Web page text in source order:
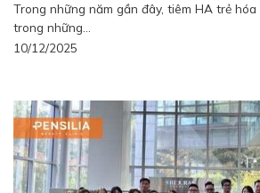
Trong những năm gần đây, tiêm HA trẻ
trong những...
10/12/2025